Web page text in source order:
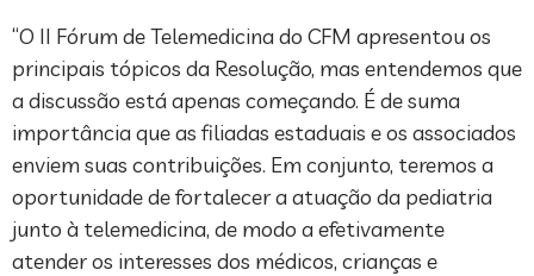
“O II Fórum de Telemedicina do CFM apresentou os
principais tópicos da Resolução, mas entendemos que
a discussão está apenas começando. É de suma
importância que as filiadas estaduais e os associados
enviem suas contribuições. Em conjunto, teremos a
oportunidade de fortalecer a atuação da pediatria
junto à telemedicina, de modo a efetivamente
atender os interesses dos médicos, crianças e